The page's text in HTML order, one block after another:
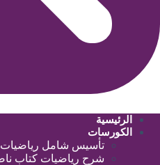
الرئيسية
الكورسات
تأسيس شامل رياضيات
شرح رياضيات كتاب ناصر